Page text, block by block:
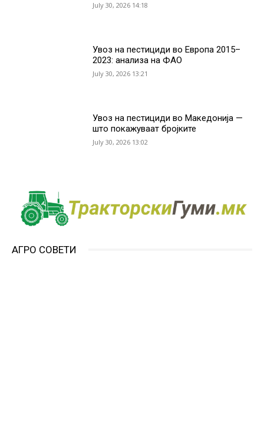
July 30, 2026 14:18
Увоз на пестициди во Европа 2015–
2023: анализа на ФАО
July 30, 2026 13:21
Увоз на пестициди во Македонија —
што покажуваат бројките
July 30, 2026 13:02
АГРО СОВЕТИ